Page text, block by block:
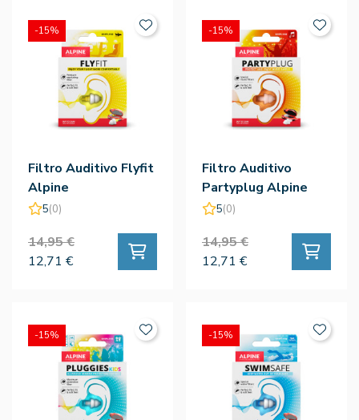
Filtro Auditivo Flyfit
Alpine
5(0)
14,95 €
12,71 €
-15%
Filtro Auditivo
Partyplug Alpine
5(0)
14,95 €
12,71 €
-15%
-15% -15%